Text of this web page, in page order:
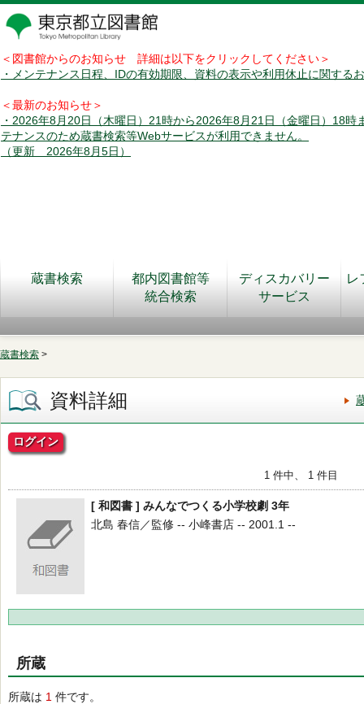
＜図書館からのお知らせ 詳細は以下をクリックしてください＞
・メンテナンス日程、IDの有効期限、資料の表示や利用休止に関する
＜最新のお知らせ＞
・2026年8月20日（木曜日）21時から2026年8月21日（金曜日）18時
テナンスのため蔵書検索等Webサービスが利用できません。
（更新 2026年8月5日）
蔵書検索
都内図書館等
統合検索
ディスカバリー
サービス
レ
蔵書検索 >
資料詳細
ログイン
1 件中、 1 件目
[ 和図書 ] みんなでつくる小学校劇 3年
北島 春信／監修 -- 小峰書店 -- 2001.1 --
所蔵
所蔵は 1 件です。